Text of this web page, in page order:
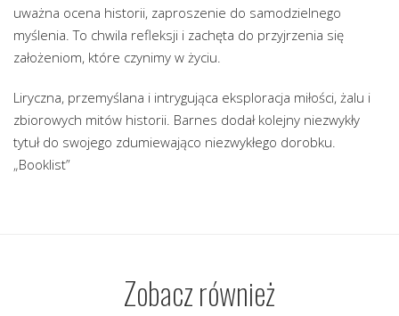
uważna ocena historii, zaproszenie do samodzielnego
myślenia. To chwila refleksji i zachęta do przyjrzenia się
założeniom, które czynimy w życiu.
Liryczna, przemyślana i intrygująca eksploracja miłości, żalu i
zbiorowych mitów historii. Barnes dodał kolejny niezwykły
tytuł do swojego zdumiewająco niezwykłego dorobku.
„Booklist”
Zobacz również